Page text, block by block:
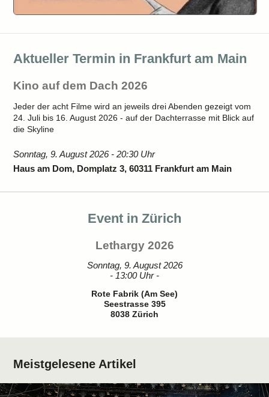
Aktueller Termin in Frankfurt am Main
Kino auf dem Dach 2026
Jeder der acht Filme wird an jeweils drei Abenden gezeigt vom
24. Juli bis 16. August 2026 - auf der Dachterrasse mit Blick auf
die Skyline
Sonntag, 9. August 2026 - 20:30 Uhr
Haus am Dom, Domplatz 3, 60311 Frankfurt am Main
Event in Zürich
Lethargy 2026
Sonntag, 9. August 2026
- 13:00 Uhr -
Rote Fabrik (Am See)
Seestrasse 395
8038 Zürich
Meistgelesene Artikel